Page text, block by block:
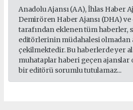
Anadolu Ajansı (AA), İhlas Haber
Demirören Haber Ajansı (DHA)
tarafından eklenen tüm haberler,
editörlerinin müdahalesi olmadan
çekilmektedir. Bu haberlerde yer
muhataplar haberi geçen ajanslar
bir editörü sorumlu tutulamaz...